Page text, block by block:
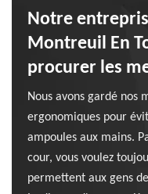
Notre
Montreuil En
procurer les
Nous avons gardé nos
ergonomiques pour
ampoules aux mains.
cour, vous voulez
permettent aux gens